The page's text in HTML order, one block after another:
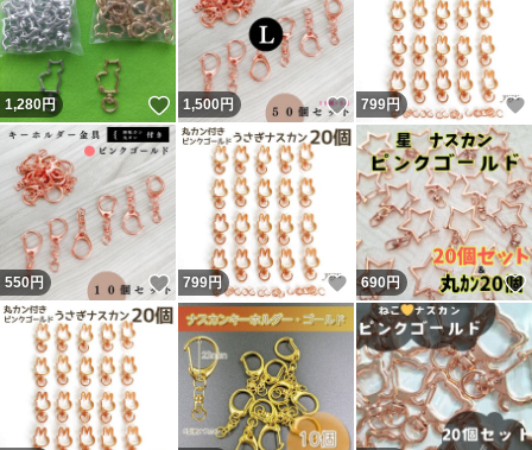
ム 可愛いナスカン レジン プラ板 キーホルダー金
具 イルカ いるか キーホルダー金属パーツ パーツ
キャンディバッグ ハンドメイドキーホルダー プラバ
ン 立体プラ板 可愛いナスカン うさぎ
1,280円 いいね！
1,500円 いいね！
799円
550円 いいね！
799円 いいね！
690円